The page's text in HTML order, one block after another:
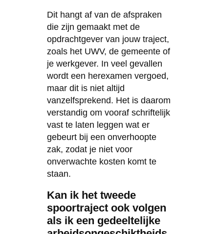
Dit hangt af van de afspraken
die zijn gemaakt met de
opdrachtgever van jouw traject,
zoals het UWV, de gemeente of
je werkgever. In veel gevallen
wordt een herexamen vergoed,
maar dit is niet altijd
vanzelfsprekend. Het is daarom
verstandig om vooraf schriftelijk
vast te laten leggen wat er
gebeurt bij een onverhoopte
zak, zodat je niet voor
onverwachte kosten komt te
staan.
Kan ik het tweede
spoortraject ook volgen
als ik een gedeeltelijke